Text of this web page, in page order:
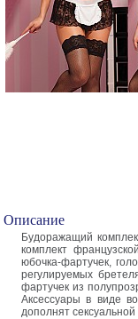
Описание
Будоражащий
комплект
юбочка-фартучек,
регулируемых
фартучек из
Аксессуары в виде
дополнят